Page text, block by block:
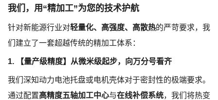
文章正文
我们，用 “精加工”为您的技术护航
针对新能源行业对轻量化、高强度、高散热的严苛要求，我
们建立了一套超越传统的精加工体系：
1. 【量产级精度】从微米级起步，向万分号看齐
我们深知动力电池托盘或电机壳体对于密封性的极端要求。
通过配置高精度五轴加工中心与在线补偿系统，我们将热变